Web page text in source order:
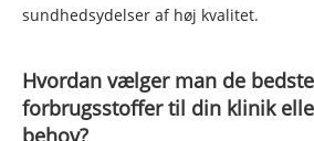
sundhedsydelser af høj kvalitet.
Hvordan vælger man de
forbrugsstoffer til din klinik